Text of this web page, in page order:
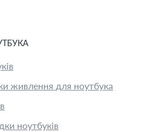
А
живлення для ноутбука
ноутбуків